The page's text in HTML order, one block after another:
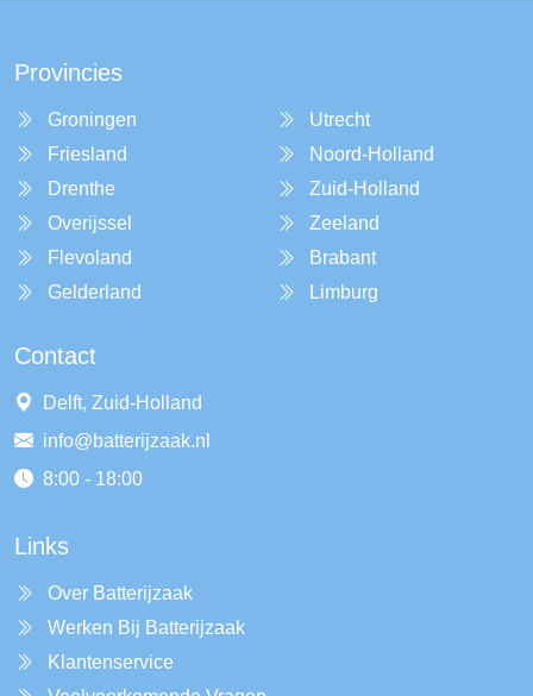
Provincies
Groningen
Friesland
Drenthe
Overijssel
Flevoland
Gelderland
Utrecht
Noord-Holland
Zuid-Holland
Zeeland
Brabant
Limburg
Contact
Delft, Zuid-Holland
info@batterijzaak.nl
8:00 - 18:00
Links
Over Batterijzaak
Werken Bij Batterijzaak
Klantenservice